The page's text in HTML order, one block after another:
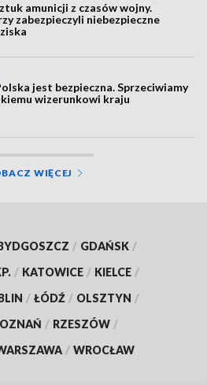
amunicji z czasów wojny.
zabezpieczyli niebezpieczne
jest bezpieczna. Sprzeciwiamy
wizerunkowi kraju
WIĘCEJ
/ GDAŃSK /
/ KATOWICE / KIELCE /
/ ŁÓDŹ / OLSZTYN /
/ RZESZÓW /
/ WROCŁAW